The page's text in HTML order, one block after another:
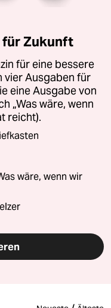
für Zukunft
für eine bessere
vier Ausgaben für
eine Ausgabe von
„Was wäre, wenn
reicht).
wäre, wenn wir